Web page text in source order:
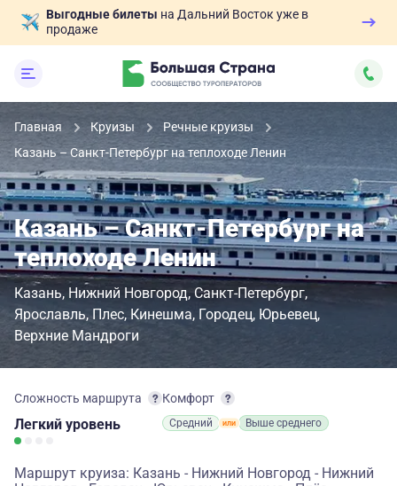
Выгодные билеты на Дальний Восток уже в
продаже
Главная Круизы
Речные круизы
Казань – Санкт-Петербург на теплоходе Ленин
Казань – Санкт-Петербург на
теплоходе Ленин
Казань Нижний Новгород Санкт-Петербург
Ярославль Плес Кинешма Городец Юрьевец
Верхние Мандроги
Сложность маршрута
Легкий уровень
Комфорт
Средний Выше среднего
Маршрут круиза: Казань - Нижний Новгород - Нижний